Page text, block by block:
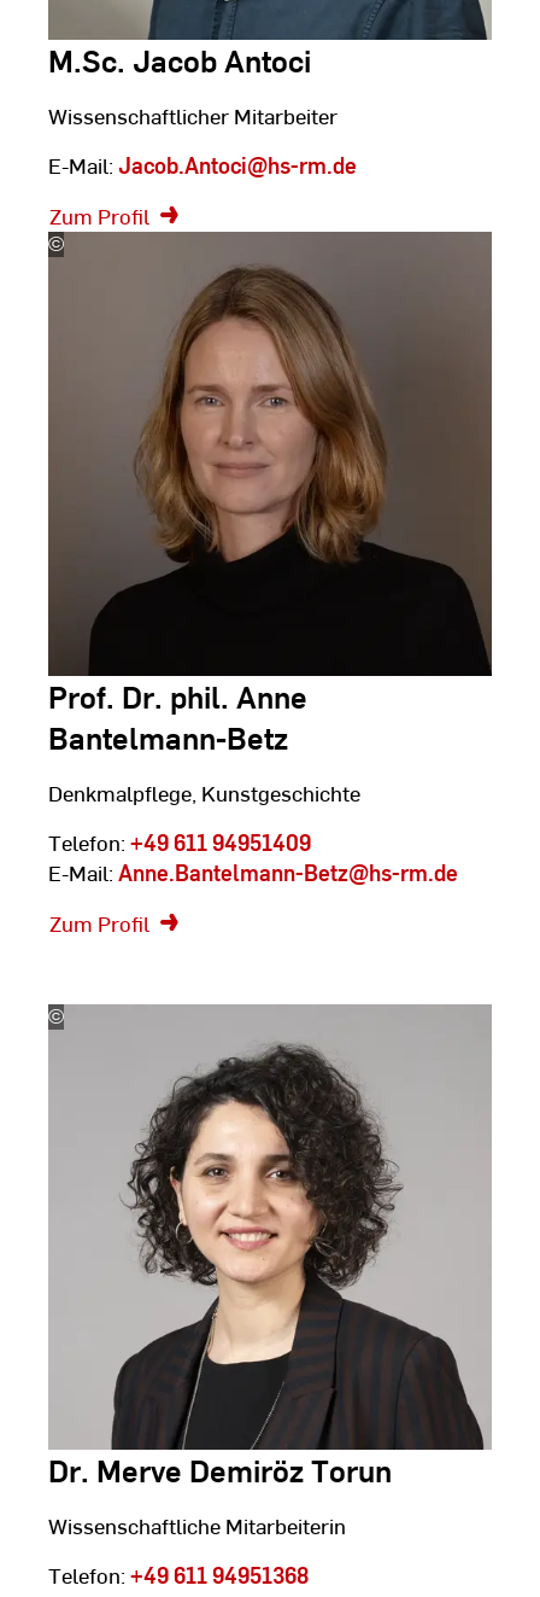
M.Sc. Jacob Antoci
Wissenschaftlicher Mitarbeiter
E-Mail: Jacob.Antoci@hs-rm.de
Zum Profil
©
Silke
Prof. Dr. phil. Anne
Bantelmann-Betz
Denkmalpflege, Kunstgeschichte
Telefon: +49 611 94951409
E-Mail: Anne.Bantelmann-Betz@hs-rm.de
Zum Profil
©
Silke
Dr. Merve Demiröz Torun
Wissenschaftliche Mitarbeiterin
Telefon: +49 611 94951368